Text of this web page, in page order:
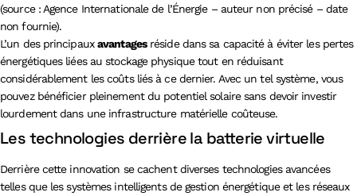
(source : Agence Internationale de l’Énergie – auteur non précisé – date
non fournie).
L’un des principauxavantagesréside dans sa capacité à éviter les pertes
énergétiques liées au stockage physique tout en réduisant
considérablement les coûts liés à ce dernier. Avec un tel système, vous
pouvez bénéficier pleinement du potentiel solaire sans devoir investir
lourdement dans une infrastructure matérielle coûteuse.
Les technologies derrière la batterie virtuelle
Derrière cette innovation se cachent diverses technologies avancées
telles que les systèmes intelligents de gestion énergétique et les réseaux